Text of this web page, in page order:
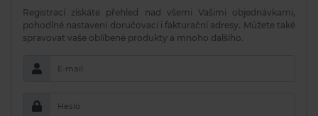
Registrací získáte přehled nad všemi Vašimi objednávkami,
pohodlné nastavení doručovací i fakturační adresy. Můžete také
spravovat vaše oblíbené produkty a mnoho dalšího.
E-mail
Heslo